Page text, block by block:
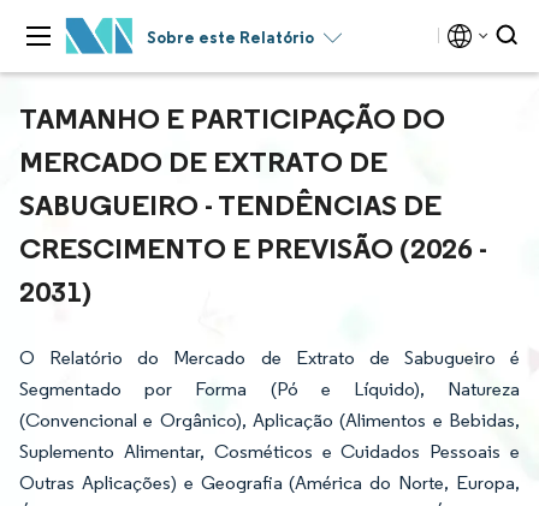
Sobre este Relatório
TAMANHO E PARTICIPAÇÃO DO
MERCADO DE EXTRATO DE
SABUGUEIRO - TENDÊNCIAS DE
CRESCIMENTO E PREVISÃO (2026 -
2031)
O Relatório do Mercado de Extrato de Sabugueiro é
Segmentado por Forma (Pó e Líquido), Natureza
(Convencional e Orgânico), Aplicação (Alimentos e Bebidas,
Suplemento Alimentar, Cosméticos e Cuidados Pessoais e
Outras Aplicações) e Geografia (América do Norte, Europa,